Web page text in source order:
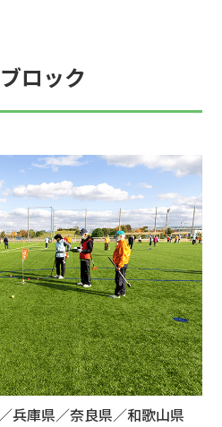
ロック
兵庫県／奈良県／和歌山県